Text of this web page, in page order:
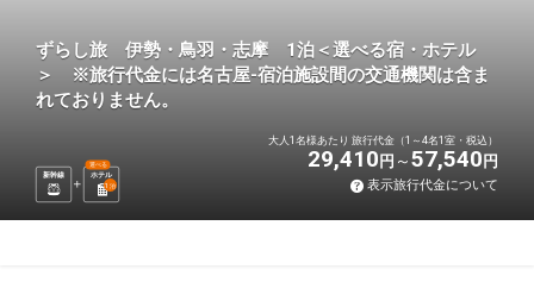
ずらし旅 伊勢・鳥羽・志摩 1泊＜選べる宿・ホテル
＞ ※旅行代金には名古屋-宿泊施設間の交通機関は含ま
れておりません。
新幹線 ホテル
選べる
1 泊
大人1名様あたり 旅行代金（1～4名1室・税込）
29,410 円 57,540 円
表示旅行代金について